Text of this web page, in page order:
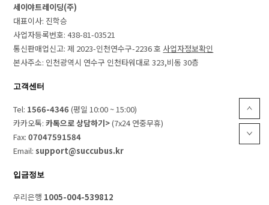
세이야트레이딩(주)
대표이사: 진학승
사업자등록번호: 438-81-03521
통신판매업신고: 제 2023-인천연수구-2236 호 사업자정보확인
본사주소: 인천광역시 연수구 인천타워대로 323,비동 30층
고객센터
Tel: 1566-4346 (평일 10:00 ~ 15:00)
카카오톡:카톡으로 상담하기>(7x24 연중무휴)
Fax:07047591584
Email:support@succubus.kr
입금정보
우리은행 1005-004-539812